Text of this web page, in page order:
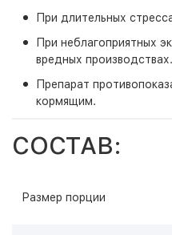
При длительных
При неблагоприятных
вредных производствах.
Препарат
кормящим.
СОСТАВ:
Размер порции